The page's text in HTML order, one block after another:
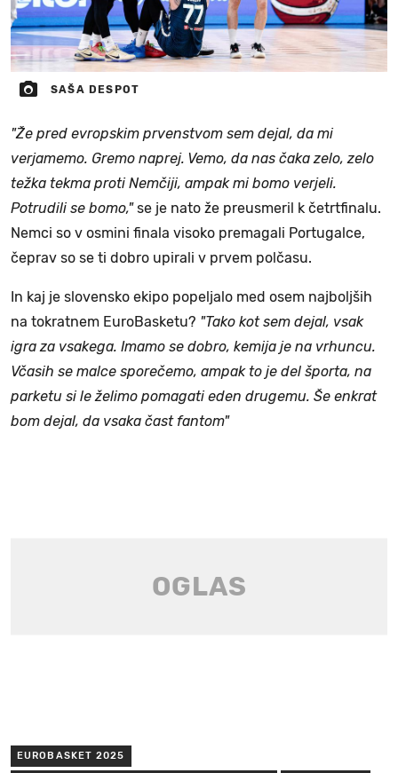
SAŠA DESPOT
"Že pred evropskim prvenstvom sem dejal, da mi
verjamemo. Gremo naprej. Vemo, da nas čaka zelo, zelo
težka tekma proti Nemčiji, ampak mi bomo verjeli.
Potrudili se bomo,"se je nato že preusmeril k četrtfinalu.
Nemci so v osmini finala visoko premagali Portugalce,
čeprav so se ti dobro upirali v prvem polčasu.
In kaj je slovensko ekipo popeljalo med osem najboljših
na tokratnem EuroBasketu? "Tako kot sem dejal, vsak
igra za vsakega. Imamo se dobro, kemija je na vrhuncu.
Včasih se malce sporečemo, ampak to je del športa, na
parketu si le želimo pomagati eden drugemu. Še enkrat
bom dejal, da vsaka čast fantom"
EUROBASKET 2025